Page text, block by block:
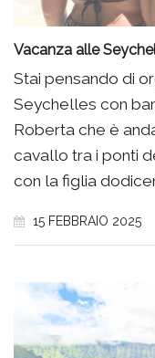
Vacanza alle
Stai pensando di
Seychelles con
Roberta che è
cavallo tra i ponti
con la figlia
15 FEBBRAIO 2025